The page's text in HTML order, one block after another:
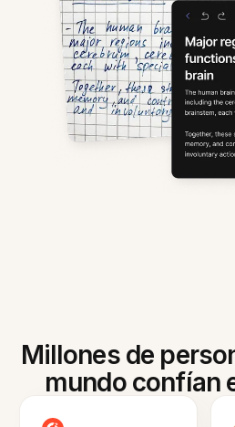
Millones de
mundo confían